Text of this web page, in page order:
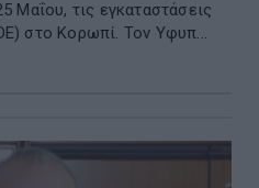
Μαΐου, τις εγκαταστάσεις
στο Κορωπί. Τον Υφυπ...